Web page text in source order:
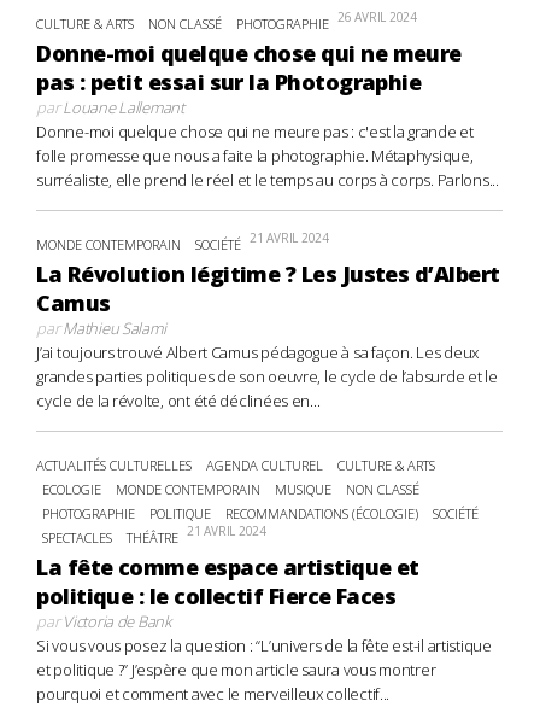
CULTURE & ARTS NON CLASSÉ PHOTOGRAPHIE 26 AVRIL 2024
Donne-moi quelque chose qui ne meure
pas : petit essai sur la Photographie
parLouane Lallemant
Donne-moi quelque chose qui ne meure pas : c'est la grande et
folle promesse que nous a faite la photographie. Métaphysique,
surréaliste, elle prend le réel et le temps au corps à corps. Parlons...
MONDE CONTEMPORAIN SOCIÉTÉ 21 AVRIL 2024
La Révolution légitime ? Les Justes d’Albert
Camus
parMathieu Salami
J’ai toujours trouvé Albert Camus pédagogue à sa façon. Les deux
grandes parties politiques de son oeuvre, le cycle de l’absurde et le
cycle de la révolte, ont été déclinées en...
ACTUALITÉS CULTURELLES AGENDA CULTUREL
CULTURE & ARTS
ECOLOGIE
MONDE CONTEMPORAIN MUSIQUE
NON CLASSÉ
PHOTOGRAPHIE
POLITIQUE RECOMMANDATIONS (ÉCOLOGIE)
SOCIÉTÉ
SPECTACLES
THÉÂTRE 21 AVRIL 2024
La fête comme espace artistique et
politique : le collectif Fierce Faces
parVictoria de Bank
Si vous vous posez la question : “L’univers de la fête est-il artistique
et politique ?” J’espère que mon article saura vous montrer
pourquoi et comment avec le merveilleux collectif...